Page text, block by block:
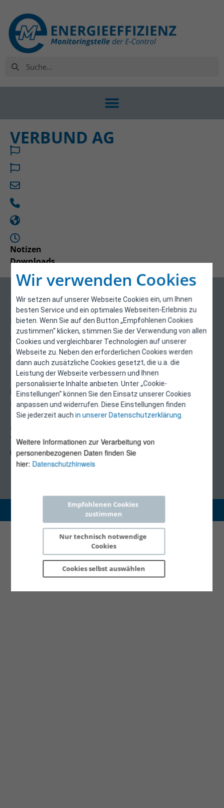
Wir verwenden Cookies
Wir setzen auf unserer Webseite Cookies ein, um Ihnen
besten Service und ein optimales Webseiten-Erlebnis zu
bieten. Wenn Sie auf den Button „Empfohlenen Cookies
zustimmen“ klicken, stimmen Sie der Verwendung von allen
Cookies und vergleichbarer Technologien auf unserer
Webseite zu. Neben den erforderlichen Cookies werden
dann auch zusätzliche Cookies gesetzt, die u.a. die
Leistung der Webseite verbessern und Ihnen
personalisierte Inhalte anbieten. Unter „Cookie-
Einstellungen“ können Sie den Einsatz unserer Cookies
anpassen und widerrufen. Diese Einstellungen finden
Sie jederzeit auchin unserer Datenschutzerklärung.
Weitere Informationen zur Verarbeitung von
personenbezogenen Daten finden Sie
hier: Datenschutzhinweis
Empfohlenen Cookies
zustimmen
Nur technisch notwendige
Cookies
Cookies selbst auswählen
VERBUND AG
Notizen
Downloads
Über uns
Kontakt
Impressum
Datenschutzerklärung
Kontakt
E-Control
Rudolfsplatz 13a
1010 Wien
energieeffizienz@e-control.at
Tel +43 1 5324724
(Mo, Mi-Fr 09:30-12:30 Uhr)
Copyright 2026 © E-Control